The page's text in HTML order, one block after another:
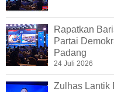
Rapatkan
Partai
Padang
24 Juli 2026
Zulhas Lantik